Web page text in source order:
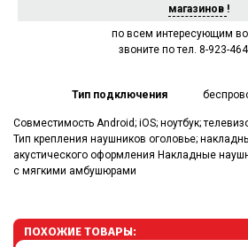
магазинов !
по всем интересующим
звоните по тел. 8-923-
Тип подключения
Совместимость Android; iOS; ноутбук;
Тип крепления наушников оголовье;
акустического оформления Накладные
с мягкими амбушюрами
ПОХОЖИЕ ТОВАРЫ: